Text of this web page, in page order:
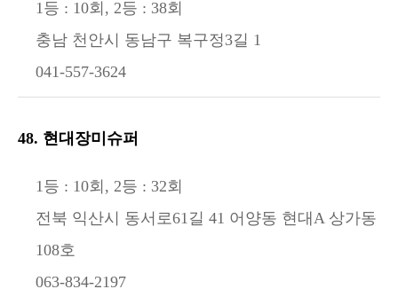
1등 : 10회, 2등 : 38회
충남 천안시 동남구 복구정3길 1
041-557-3624
48. 현대장미슈퍼
1등 : 10회, 2등 : 32회
전북 익산시 동서로61길 41 어양동 현대A 상가동
108호
063-834-2197